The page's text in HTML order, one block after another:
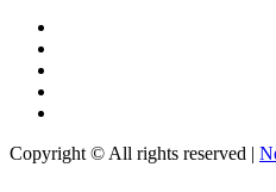
Copyright © All rights reserved |